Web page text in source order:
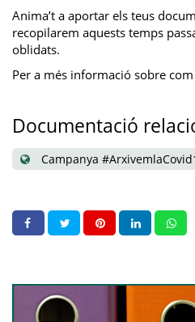
Anima’t a aportar els teus
recopilarem aquests temps
oblidats.
Per a més informació sobre
Documentació
Campanya